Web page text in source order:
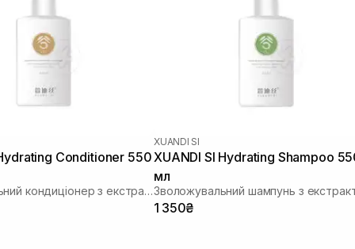
Conditioner 550
Зволожувальний кондиціонер з екстрактом зерна
XUANDI SI
XUANDI SI Hydrating Shampoo
мл
1 350₴